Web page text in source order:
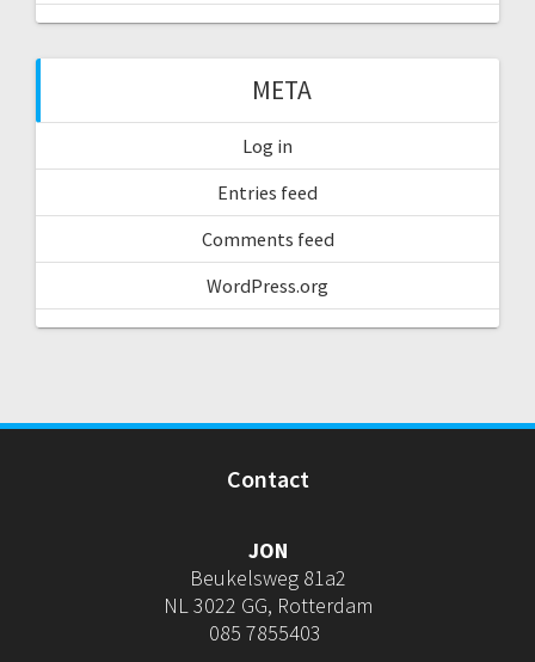
META
Log in
Entries feed
Comments feed
WordPress.org
Contact
JON
Beukelsweg 81a2
NL 3022 GG, Rotterdam
085 7855403